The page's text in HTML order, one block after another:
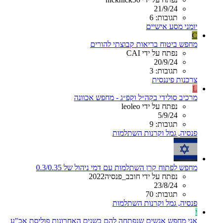
21/9/24
תגובות: 6
יומני מסע אישיים
C
מחפש ביטוח בריאות קבוצתי להורים
נפתח על ידי CAI
20/9/24
תגובות: 3
צרכנות פיננסית
L
מרכיב סולידי בקה״ל וקפ״ג - מחפש אכוונה
נפתח על ידי leoleo
5/9/24
תגובות: 9
פנסיה, גמל וקרנות השתלמות
מחפש לפתוח קרן השתלמות עם דמי ניהול של 0.3/0.35
נפתח על ידי חובב_פנסיה2022
23/8/24
תגובות: 70
פנסיה, גמל וקרנות השתלמות
י
אני מחפש אנשים שנפתחה להם בשנים האחרונות פוליסת אכ"ע